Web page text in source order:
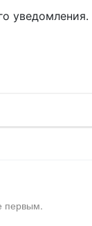
уведомления.
первым.